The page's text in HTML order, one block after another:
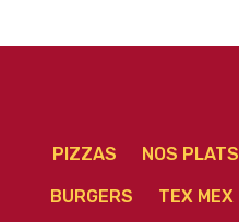
PIZZAS NOS PLATS
BURGERS TEX MEX